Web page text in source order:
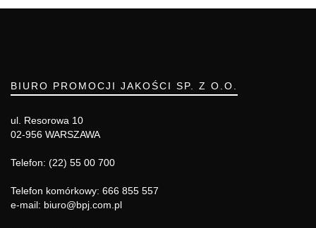
BIURO PROMOCJI JAKOŚCI SP. Z O.O.
ul. Resorowa 10
02-956 WARSZAWA
Telefon: (22) 55 00 700
Telefon komórkowy: 666 855 557
e-mail: biuro@bpj.com.pl